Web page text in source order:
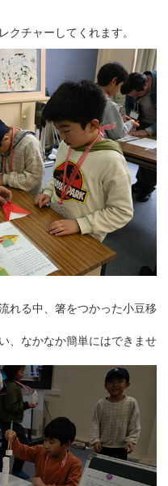
クチャーしてくれます。
れる中、箸をつかった小豆移
、なかなか簡単にはできませ